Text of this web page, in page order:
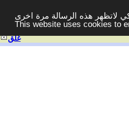
لاتظهر هذه الرسالة مرة اخرى -
This website uses cookies to
غلق